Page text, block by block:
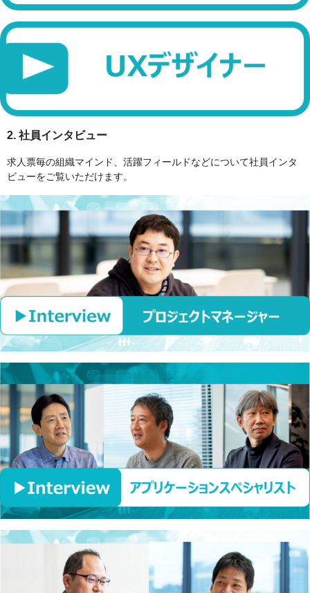
2. 社員インタビュー
求人票毎の組織マインド、活躍フィールドなどについて社員インタ
ビューをご覧いただけます。